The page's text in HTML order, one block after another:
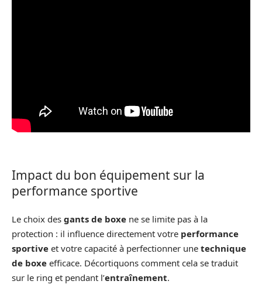
Impact du bon équipement sur la
performance sportive
Le choix des gants de boxe ne se limite pas à la
protection : il influence directement votre performance
sportive et votre capacité à perfectionner une technique
de boxe efficace. Décortiquons comment cela se traduit
sur le ring et pendant l’entraînement.